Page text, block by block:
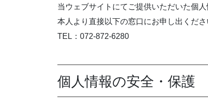
当ウェブサイトにてご提供いただいた個
本人より直接以下の窓口にお申し出くださ
TEL：072-872-6280
個人情報の安全・保護